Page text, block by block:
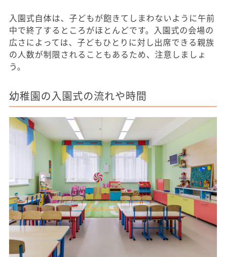
入園式自体は、子どもが飽きてしまわないように午前
中で終了するところがほとんどです。入園式の会場の
広さによっては、子どもひとりに対し出席できる親族
の人数が制限されることもあるため、注意しましょ
う。
幼稚園の入園式の流れや時間